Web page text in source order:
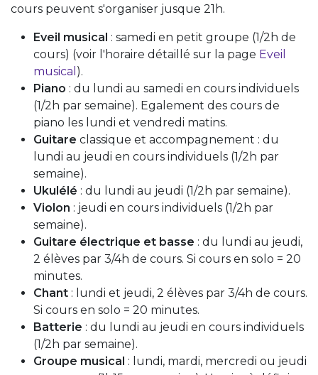
cours peuvent s'organiser jusque 21h.
Eveil musical : samedi en petit groupe (1/2h de
cours) (voir l'horaire détaillé sur la page Eveil
musical ).
Piano : du lundi au samedi en cours individuels
(1/2h par semaine). Egalement des cours de
piano les lundi et vendredi matins.
Guitare classique et accompagnement : du
lundi au jeudi en cours individuels (1/2h par
semaine).
Ukulélé : du lundi au jeudi (1/2h par semaine).
Violon : jeudi en cours individuels (1/2h par
semaine).
Guitare électrique et basse : du lundi au jeudi,
2 élèves par 3/4h de cours. Si cours en solo = 20
minutes.
Chant : lundi et jeudi, 2 élèves par 3/4h de cours.
Si cours en solo = 20 minutes.
Batterie : du lundi au jeudi en cours individuels
(1/2h par semaine).
Groupe musical : lundi, mardi, mercredi ou jeudi